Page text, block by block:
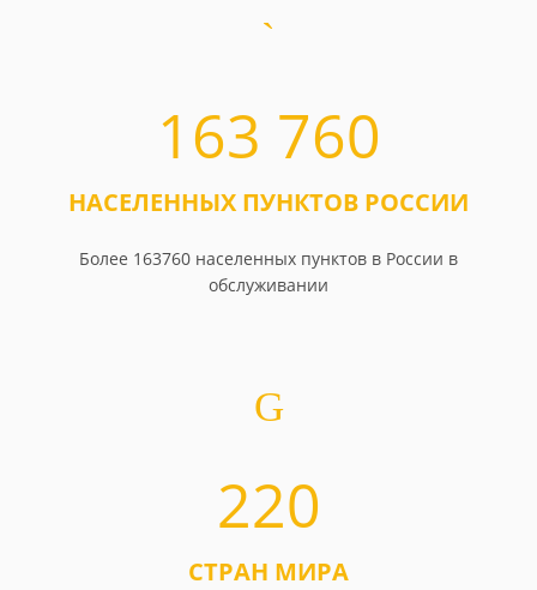
163 760
НАСЕЛЕННЫХ ПУНКТОВ РОССИИ
Более 163760 населенных пунктов в России в
обслуживании
220
СТРАН МИРА